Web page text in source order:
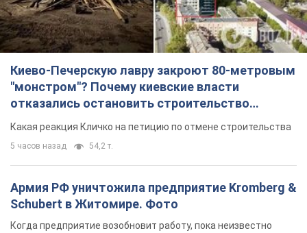
Киево-Печерскую лавру закроют 80-метровым
"монстром"? Почему киевские власти
отказались остановить строительство
небоскреба "московского верующего"
Какая реакция Кличко на петицию по отмене строительства
5 часов назад 54,2 т.
Армия РФ уничтожила предприятие Kromberg &
Schubert в Житомире. Фото
Когда предприятие возобновит работу, пока неизвестно